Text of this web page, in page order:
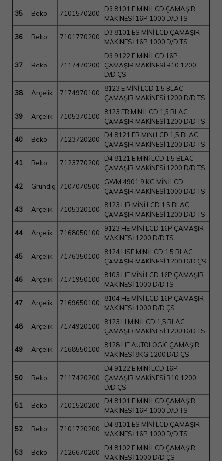
35 Beko 7101570200
D3 8101 E MİNİ LCD ÇAMAŞIR
MAKİNESİ 16P 1000 D/D TS
36 Beko 7101770200
D3 8101 ES MİNİ LCD ÇAMAŞIR
MAKİNESİ 16P 1000 D/D TS
37 Beko 7117470200
D3 9122 E MİNİ LCD 16P
ÇAMAŞIR MAKİNESİ B10 1200
D/D ÇS
38 Arçelik 7174970100
8123 E MİNİ LCD 1,5 BLAC
ÇAMAŞIR MAKİNESİ 1200 D/D TS
39 Arçelik 7105370100
8123 ER MİNİ LCD 1,5 BLAC
ÇAMAŞIR MAKİNESİ 1200 D/D TS
40 Beko 7123720200
D4 8121 ER MİNİ LCD 1,5 BLAC
ÇAMAŞIR MAKİNESİ 1200 D/D TS
41 Beko 7123770200
D4 8121 E MİNİ LCD 1,5 BLAC
ÇAMAŞIR MAKİNESİ 1200 D/D TS
42 Grundig 7107070500
GWM 4901 9 KG MİNİ LCD
ÇAMAŞIR MAKİNESİ 1000 D/D TS
43 Arçelik 7105320100
8123 HR MİNİ LCD 1,5 BLAC
ÇAMAŞIR MAKİNESİ 1200 D/D TS
44 Arçelik 7168050100
9123 HE MİNİ LCD 16P ÇAMAŞIR
MAKİNESİ 1200 D/D TS
45 Arçelik 7176350100
8124 HSE MİNİ LCD 1,5 BLAC
ÇAMAŞIR MAKİNESİ 1200 D/D ÇS
46 Arçelik 7171950100
8103 HE MİNİ LCD 16P ÇAMAŞIR
MAKİNESİ 1000 D/D TS
47 Arçelik 7169650100
8104 HE MİNİ LCD 16P ÇAMAŞIR
MAKİNESİ 1000 D/D ÇS
48 Arçelik 7174920100
8123 H MİNİ LCD 1,5 BLAC
ÇAMAŞIR MAKİNESİ 1200 D/D TS
49 Arçelik 7168550100
8128 HE AUTOLOGİC ÇAMAŞIR
MAKİNESİ 8KG 1200 D/D ÇS
50 Beko 7117420200
D4 9122 E MİNİ LCD 16P
ÇAMAŞIR MAKİNESİ B10 1200
D/D ÇS
51 Beko 7101520200
D4 8101 E MİNİ LCD ÇAMAŞIR
MAKİNESİ 16P 1000 D/D TS
52 Beko 7101720200
D4 8101 ES MİNİ LCD ÇAMAŞIR
MAKİNESİ 16P 1000 D/D TS
53 Beko 7126670200
D4 8102 E MİNİ LCD ÇAMAŞIR
MAKİNESİ 1000 D/D ÇS